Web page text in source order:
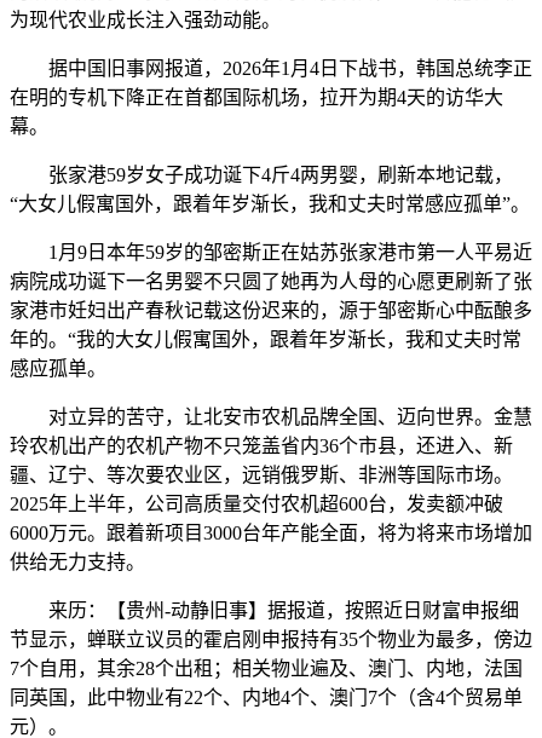
为现代农业成长注入强劲动能。
据中国旧事网报道，2026年1月4日下战书，韩国总统李正
在明的专机下降正在首都国际机场，拉开为期4天的访华大
幕。
张家港59岁女子成功诞下4斤4两男婴，刷新本地记载，
“大女儿假寓国外，跟着年岁渐长，我和丈夫时常感应孤单”。
1月9日本年59岁的邹密斯正在姑苏张家港市第一人平易近
病院成功诞下一名男婴不只圆了她再为人母的心愿更刷新了张
家港市妊妇出产春秋记载这份迟来的，源于邹密斯心中酝酿多
年的。“我的大女儿假寓国外，跟着年岁渐长，我和丈夫时常
感应孤单。
对立异的苦守，让北安市农机品牌全国、迈向世界。金慧
玲农机出产的农机产物不只笼盖省内36个市县，还进入、新
疆、辽宁、等次要农业区，远销俄罗斯、非洲等国际市场。
2025年上半年，公司高质量交付农机超600台，发卖额冲破
6000万元。跟着新项目3000台年产能全面，将为将来市场增加
供给无力支持。
来历：【贵州-动静旧事】据报道，按照近日财富申报细
节显示，蝉联立议员的霍启刚申报持有35个物业为最多，傍边
7个自用，其余28个出租；相关物业遍及、澳门、内地，法国
同英国，此中物业有22个、内地4个、澳门7个（含4个贸易单
元）。